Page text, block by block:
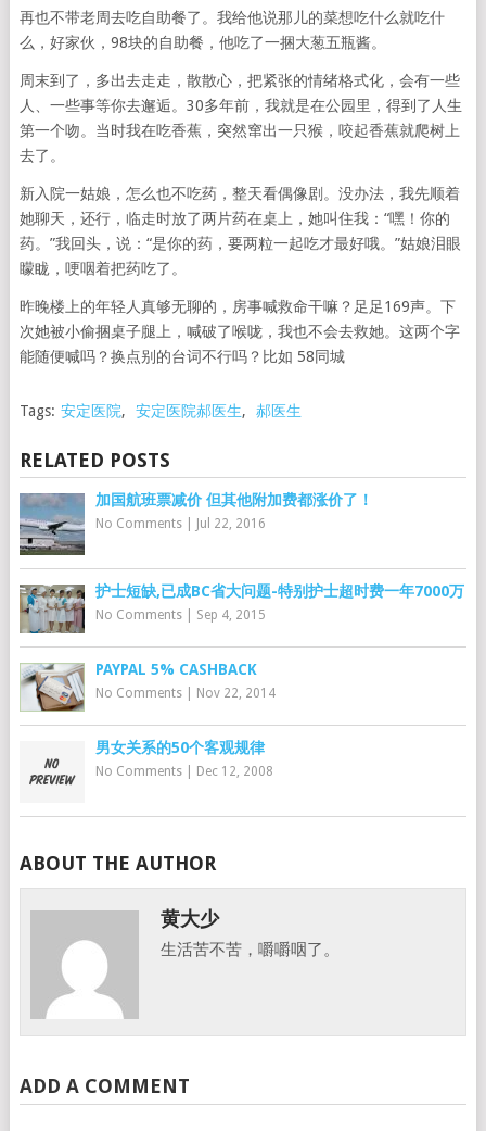
再也不带老周去吃自助餐了。我给他说那儿的菜想吃什么就吃什
么，好家伙，98块的自助餐，他吃了一捆大葱五瓶酱。
周末到了，多出去走走，散散心，把紧张的情绪格式化，会有一些
人、一些事等你去邂逅。30多年前，我就是在公园里，得到了人生
第一个吻。当时我在吃香蕉，突然窜出一只猴，咬起香蕉就爬树上
去了。
新入院一姑娘，怎么也不吃药，整天看偶像剧。没办法，我先顺着
她聊天，还行，临走时放了两片药在桌上，她叫住我：“嘿！你的
药。”我回头，说：“是你的药，要两粒一起吃才最好哦。”姑娘泪眼
矇眬，哽咽着把药吃了。
昨晚楼上的年轻人真够无聊的，房事喊救命干嘛？足足169声。下
次她被小偷捆桌子腿上，喊破了喉咙，我也不会去救她。这两个字
能随便喊吗？换点别的台词不行吗？比如 58同城
Tags: 安定医院, 安定医院郝医生, 郝医生
RELATED POSTS
加国航班票减价 但其他附加费都涨价了！
No Comments| Jul 22, 2016
护士短缺,已成BC省大问题-特别护士超时费一年7000万
No Comments| Sep 4, 2015
PAYPAL 5% CASHBACK
No Comments| Nov 22, 2014
男女关系的50个客观规律
No Comments| Dec 12, 2008
ABOUT THE AUTHOR
黄大少
生活苦不苦，嚼嚼咽了。
ADD A COMMENT